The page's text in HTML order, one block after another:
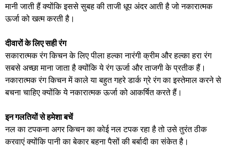
मानी जाती हैं क्योंकि इससे सुबह की ताजी धूप अंदर आती है जो नकारात्मक
ऊर्जा को खत्म करती है।
​दीवारों के लिए सही रंग
​सकारात्मक रंग किचन के लिए पीला हल्का नारंगी क्रीम और हल्का हरा रंग
सबसे अच्छा माना जाता है क्योंकि ये रंग ऊर्जा और ताजगी के प्रतीक हैं।
​नकारात्मक रंग किचन में काले या बहुत गहरे डार्क ग्रे रंग का इस्तेमाल करने से
बचना चाहिए क्योंकि ये नकारात्मक ऊर्जा को आकर्षित करते हैं।
​इन गलतियों से हमेशा बचें
​नल का टपकना अगर किचन का कोई नल टपक रहा है तो उसे तुरंत ठीक
करवाएं क्योंकि पानी का बेकार बहना पैसों की बर्बादी का संकेत है।